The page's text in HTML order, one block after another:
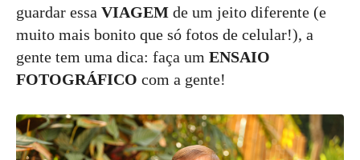
guardar essa VIAGEM de um jeito diferente (e
muito mais bonito que só fotos de celular!), a
gente tem uma dica: faça um ENSAIO
FOTOGRÁFICO com a gente!